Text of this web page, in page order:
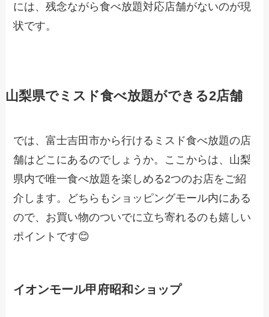
には、残念ながら食べ放題対応店舗がないのが現
状です。
山梨県でミスド食べ放題ができる2店舗
では、富士吉田市から行けるミスド食べ放題の店
舗はどこにあるのでしょうか。ここからは、山梨
県内で唯一食べ放題を楽しめる2つのお店をご紹
介します。どちらもショッピングモール内にある
ので、お買い物のついでに立ち寄れるのも嬉しい
ポイントです😊
イオンモール甲府昭和ショップ